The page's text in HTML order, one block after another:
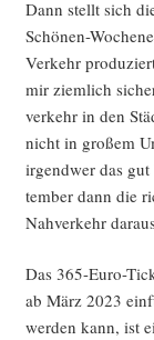
Dann stellt sich
Schö­nen-
Ver­kehr
mir ziem­lich
ver­kehr in den
nicht in gro­ßem
irgend­wer das
tem­ber dann die
Nah­ver­kehr
Das 365-Euro-
ab März 2023
wer­den kann, ist